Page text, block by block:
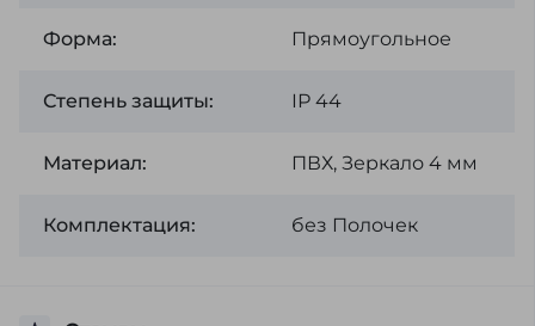
Форма: Прямоугольное
Степень защиты: ІР 44
Материал: ПВХ, Зеркало 4 мм
Комплектация: без Полочек